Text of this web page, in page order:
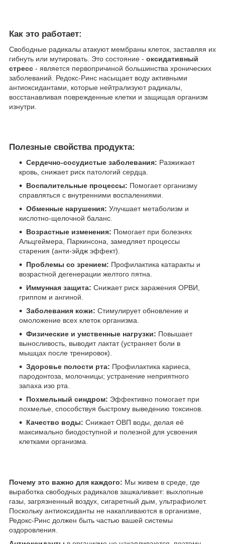
Как это работает:
Свободные радикалы атакуют мембраны клеток, заставляя их
гибнуть или мутировать. Это состояние - оксидативный
стресс - является первопричиной большинства хронических
заболеваний. Редокс-Ринс насыщает воду активными
антиоксидантами, которые нейтрализуют радикалы,
восстанавливая поврежденные клетки и защищая организм
изнутри.
Полезные свойства продукта:
Сердечно-сосудистые заболевания: Разжижает
кровь, снижает риск патологий сердца.
Воспалительные процессы: Помогает организму
справляться с внутренними воспалениями.
Обменные нарушения: Улучшает метаболизм и
кислотно-щелочной баланс.
Возрастные изменения: Помогает при болезнях
Альцгеймера, Паркинсона, замедляет процессы
старения (анти-эйдж эффект).
Проблемы со зрением: Профилактика катаракты и
возрастной дегенерации желтого пятна.
Иммунная защита: Снижает риск заражения ОРВИ,
гриппом и ангиной.
Заболевания кожи: Стимулирует обновление и
омоложение всех клеток организма.
Физические и умственные нагрузки: Повышает
выносливость, выводит лактат (устраняет боли в
мышцах после тренировок).
Здоровье полости рта: Профилактика кариеса,
пародонтоза, молочницы; устранение неприятного
запаха изо рта.
Похмельный синдром: Эффективно помогает при
похмелье, способствуя быстрому выведению токсинов.
Качество воды: Снижает ОВП воды, делая её
максимально биодоступной и полезной для усвоения
клетками организма.
Почему это важно для каждого: Мы живем в среде, где
выработка свободных радикалов зашкаливает: выхлопные
газы, загрязненный воздух, сигаретный дым, ультрафиолет.
Поскольку антиоксиданты не накапливаются в организме,
Редокс-Ринс должен быть частью вашей системы
оздоровления.